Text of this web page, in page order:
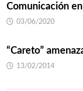
Comunicación
03/06/2020
“Careto”
13/02/2014